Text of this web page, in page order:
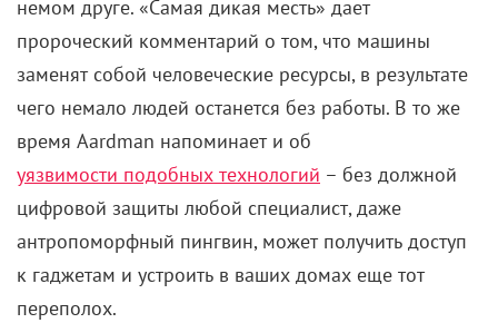
немом друге. «Самая дикая месть» дает
пророческий комментарий о том, что машины
заменят собой человеческие ресурсы, в результате
чего немало людей останется без работы. В то же
время Aardman напоминает и об
уязвимости подобных технологий – без должной
цифровой защиты любой специалист, даже
антропоморфный пингвин, может получить доступ
к гаджетам и устроить в ваших домах еще тот
переполох.